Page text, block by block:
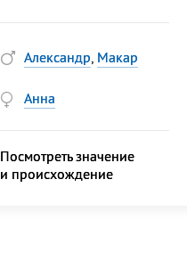
Александр, Макар
Анна
Посмотреть значение
и происхождение